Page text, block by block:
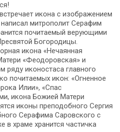
икона с изображением
митрополит Серафим
почитаемый верующими
Богородицы.
икона «Нечаянная
«Феодоровская» и
ряду иконостаса главного
почитаемых икон: «Огненное
Илии», «Спас
икона Божией Матери
иконы преподобного Сергия
Серафима Саровского с
в храме хранится частичка